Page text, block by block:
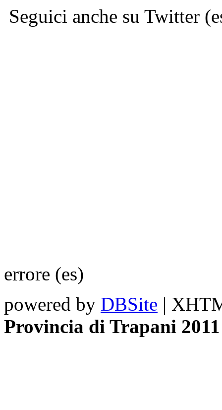
Seguici anche su Twitter
errore (es)
powered by DBSite |
Provincia di Trapani 2011